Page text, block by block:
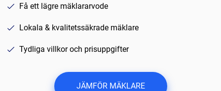
Få ett lägre mäklararvode
Lokala & kvalitetssäkrade mäklare
Tydliga villkor och prisuppgifter
JÄMFÖR MÄKLARE